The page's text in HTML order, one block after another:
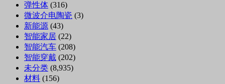
弹性体 (316)
微波介电陶瓷 (3)
新能源 (43)
智能家居 (22)
智能汽车 (208)
智能穿戴 (202)
未分类 (8,935)
材料 (156)